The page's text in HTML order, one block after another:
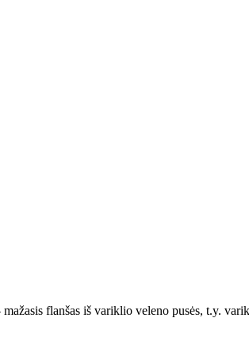
flanšas iš variklio veleno pusės, t.y.